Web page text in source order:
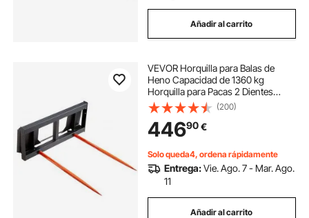
Añadir al carrito
VEVOR Horquilla para Balas de
Heno Capacidad de 1360 kg
Horquilla para Pacas 2 Dientes
Horquillas de Púas de Fijación de
125 cm Alta Durabilidad para
Tractores, Minicargadoras,
Agricultores, Campos
(200)
44690€
Solo queda4, ordena rápidamente
Entrega:Vie. Ago. 7 - Mar. Ago.
11
Añadir al carrito